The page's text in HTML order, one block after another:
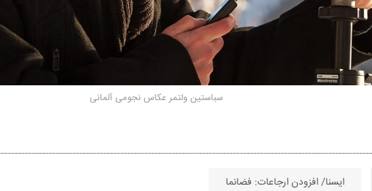
سباستین ولتمر عکاس نجومی آلمانی
ایسنا/ افزودن ارجاعات: فضانما